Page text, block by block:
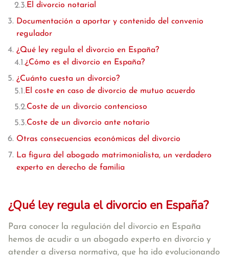
El divorcio notarial
Documentación a aportar y contenido del convenio
regulador
¿Qué ley regula el divorcio en España?
¿Cómo es el divorcio en España?
¿Cuánto cuesta un divorcio?
El coste en caso de divorcio de mutuo acuerdo
Coste de un divorcio contencioso
Coste de un divorcio ante notario
Otras consecuencias económicas del divorcio
La figura del abogado matrimonialista, un verdadero
experto en derecho de familia
¿Qué ley regula el divorcio en España?
Para conocer la regulación del divorcio en España
hemos de acudir a un abogado experto en divorcio y
atender a diversa normativa, que ha ido evolucionando